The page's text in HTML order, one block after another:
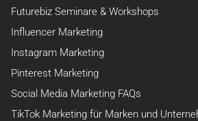
Futurebiz Seminare & Workshops
Influencer Marketing
Instagram Marketing
Pinterest Marketing
Social Media Marketing FAQs
TikTok Marketing für Marken und